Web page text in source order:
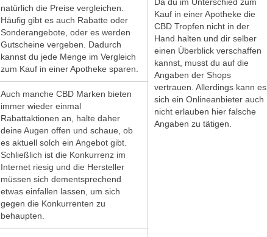
Kauf in einer Apotheke die
CBD Tropfen nicht in der
Hand halten und dir selber
einen Überblick verschaffen
kannst, musst du auf die
Angaben der Shops
vertrauen. Allerdings kann es
sich ein Onlineanbieter auch
nicht erlauben hier falsche
Angaben zu tätigen.
natürlich die Preise vergleichen.
Häufig gibt es auch Rabatte oder
Sonderangebote, oder es werden
Gutscheine vergeben. Dadurch
kannst du jede Menge im Vergleich
zum Kauf in einer Apotheke sparen.
Auch manche CBD Marken bieten
immer wieder einmal
Rabattaktionen an, halte daher
deine Augen offen und schaue, ob
es aktuell solch ein Angebot gibt.
Schließlich ist die Konkurrenz im
Internet riesig und die Hersteller
müssen sich dementsprechend
etwas einfallen lassen, um sich
gegen die Konkurrenten zu
behaupten.